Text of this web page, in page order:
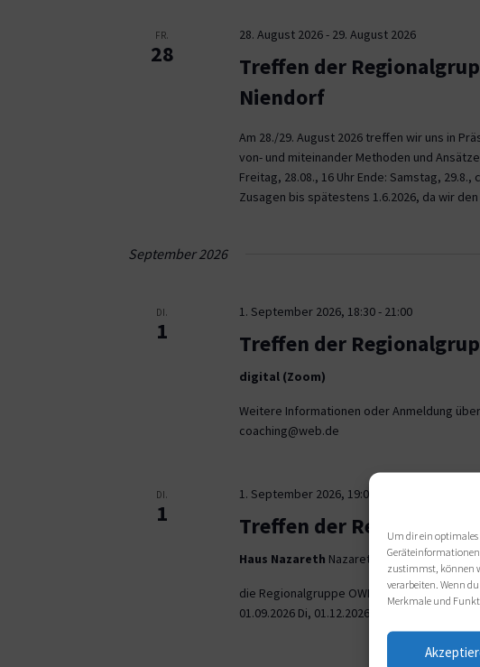
Um dir ein optimales
zustimmst, können
verarbeiten. Wenn
Merkmale und
FR.
28
28. August 2026- 29. August 2026
Treffen der
Niendorf
Am 28./29. August 2026 treffen wir uns in
von- und miteinander Methoden und
Freitag, 28.08., 16 Uhr Ende: Samstag,
Zusagen bis spätestens 1.6.2026, da wir
September 2026
DI.
1
1. September 2026, 18:30- 21:00
Treffen der
digital (Zoom)
Weitere Informationen oder Anmeldung
coaching@web.de
DI.
1
1. September 2026, 19:00
Treffen der
Haus Nazareth Nazarethweg 5, Bielefeld
die Regionalgruppe OWL trifft sich wie
01.09.2026 Di, 01.12.2026 jeweils von 19 bis 21